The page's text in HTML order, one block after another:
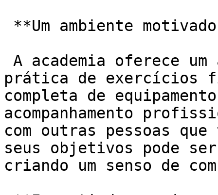
prática de exercícios
completa de
acompanhamento
com outras pessoas que
seus objetivos pode
criando um senso de